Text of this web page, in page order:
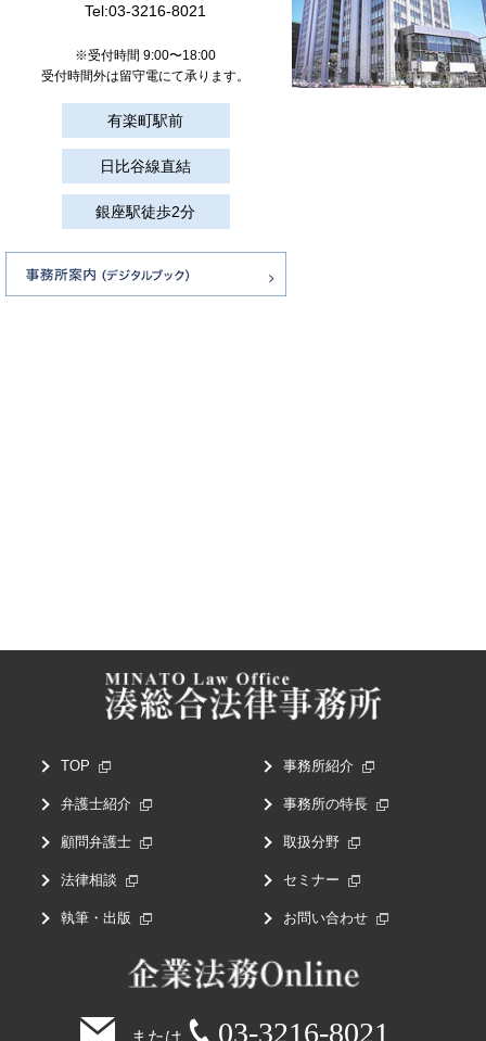
Tel:03-3216-8021
※受付時間 9:00〜18:00
受付時間外は留守電にて承ります。
有楽町駅前
日比谷線直結
銀座駅徒歩2分
TOP 事務所紹介
弁護士紹介 事務所の特長
顧問弁護士 取扱分野
法律相談 セミナー
執筆・出版 お問い合わせ
03-3216-8021